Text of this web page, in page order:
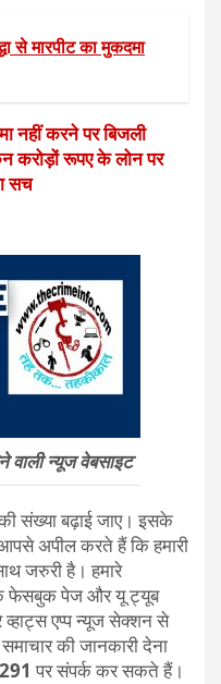
मारपीट का मुकदमा
नहीं करने पर बिजली
करोड़ों रूपए के लोन पर
सच
वाली न्यूज वेबसाइट
संख्या बढ़ाई जाए। इसके
आपसे अपील करते हैं कि हमारी
जरुरी है। हमारे
फेसबुक पेज और यू ट्यूब
एप्प न्यूज सेक्शन से
की जानकारी देना
पर संपर्क कर सकते हैं।